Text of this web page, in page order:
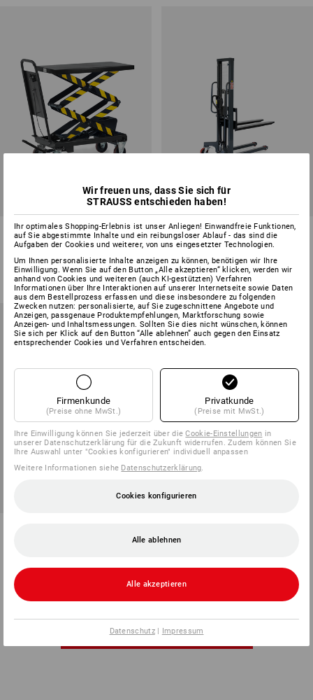
Hubtischwagen, 300-500 kg
ab 1 139,88 €
(m. MwSt.) ab 2 Stück
Hydraulik-Stapler
Varianten
ab 1 799,88 €
(m. MwSt.)
(m. MwSt.)
Sie haben sich bereits 7 von 7 Artikeln angesehen.
Wir freuen uns, dass Sie sich für
STRAUSS entschieden haben!
Ihr optimales Shopping-Erlebnis ist unser Anliegen! Einwandfreie Funktionen,
auf Sie abgestimmte Inhalte und ein reibungsloser Ablauf - das sind die
Aufgaben der Cookies und weiterer, von uns eingesetzter Technologien.
Um Ihnen personalisierte Inhalte anzeigen zu können, benötigen wir Ihre
Einwilligung. Wenn Sie auf den Button „Alle akzeptieren“ klicken, werden wir
anhand von Cookies und weiteren (auch KI-gestützten) Verfahren
Informationen über Ihre Interaktionen auf unserer Internetseite sowie Daten
aus dem Bestellprozess erfassen und diese insbesondere zu folgenden
Zwecken nutzen: personalisierte, auf Sie zugeschnittene Angebote und
Anzeigen, passgenaue Produktempfehlungen, Marktforschung sowie
Anzeigen- und Inhaltsmessungen. Sollten Sie dies nicht wünschen, können
Sie sich per Klick auf den Button “Alle ablehnen” auch gegen den Einsatz
entsprechender Cookies und Verfahren entscheiden.
Firmenkunde
(Preise ohne MwSt.)
Privatkunde
(Preise mit MwSt.)
Ihre Einwilligung können Sie jederzeit über dieCookie-Einstellungen in
unserer Datenschutzerklärung für die Zukunft widerrufen. Zudem können Sie
Ihre Auswahl unter "Cookies konfigurieren" individuell anpassen
Weitere Informationen siehe Datenschutzerklärung
Cookies konfigurieren
Alle ablehnen
Alle akzeptieren
Datenschutz| Impressum